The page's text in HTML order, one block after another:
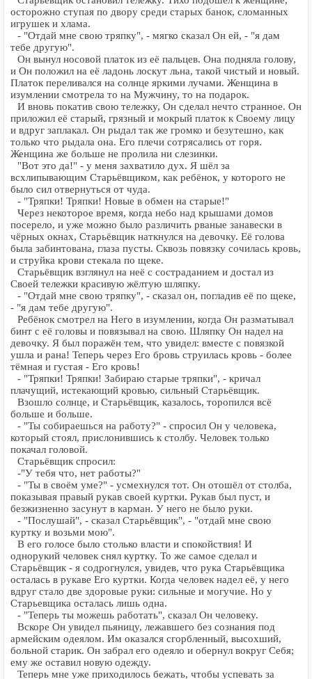
осторожно ступая по двору среди старых банок, сломанных
игрушек и хлама.
- "Отдай мне свою тряпку", - мягко сказал Он ей, - "я дам
тебе другую".
Он вынул носовой платок из её пальцев. Она подняла голову,
и Он положил на её ладонь лоскут льна, такой чистый и новый.
Платок переливался на солнце яркими лучами. Женщина в
изумлении смотрела то на Мужчину, то на подарок.
И вновь покатив свою тележку, Он сделал нечто странное. Он
приложил её старый, грязный и мокрый платок к Своему лицу
и вдруг заплакал. Он рыдал так же громко и безутешно, как
только что рыдала она. Его плечи сотрясались от горя.
Женщина же больше не пролила ни слезинки.
"Вот это да!" - у меня захватило дух. Я шёл за
всхлипывающим Старьёвщиком, как ребёнок, у которого не
было сил отвернуться от чуда.
- "Тряпки! Тряпки! Новые в обмен на старые!"
Через некоторое время, когда небо над крышами домов
посерело, и уже можно было различить рваные занавески в
чёрных окнах, Старьёвщик наткнулся на девочку. Её голова
была забинтована, глаза пусты. Сквозь повязку сочилась кровь,
и струйка крови стекала по щеке.
Старьёвщик взглянул на неё с состраданием и достал из
Своей тележки красивую жёлтую шляпку.
- "Отдай мне свою тряпку", - сказал он, погладив её по щеке,
- "я дам тебе другую".
Ребёнок смотрел на Него в изумлении, когда Он разматывал
бинт с её головы и повязывал на свою. Шляпку Он надел на
девочку. Я был поражён тем, что увидел: вместе с повязкой
ушла и рана! Теперь через Его бровь струилась кровь - более
тёмная и густая - Его кровь!
- "Тряпки! Тряпки! Забираю старые тряпки", - кричал
плачущий, истекающий кровью, сильный Старьёвщик.
Взошло солнце, и Старьёвщик, казалось, торопился всё
больше и больше.
- "Ты собираешься на работу?" - спросил Он у человека,
который стоял, прислонившись к столбу. Человек только
покачал головой.
Старьёвщик спросил:
-"У тебя что, нет работы?"
- "Ты в своём уме?" - усмехнулся тот. Он отошёл от столба,
показывая правый рукав своей куртки. Рукав был пуст, и
безжизненно засунут в карман. У него не было руки.
- "Послушай", - сказал Старьёвщик", - "отдай мне свою
куртку и возьми мою".
В его голосе было столько власти и спокойствия! И
однорукий человек снял куртку. То же самое сделал и
Старьёвщик - я содрогнулся, увидев, что рука Старьёвщика
осталась в рукаве Его куртки. Когда человек надел её, у него
вдруг стало две здоровые руки: сильные и могучие. Но у
Старьевщика осталась лишь одна.
- "Теперь ты можешь работать", сказал Он человеку.
Вскоре Он увидел пьяницу, лежавшего без сознания под
армейским одеялом. Им оказался сгорбленный, высохший,
больной старик. Он забрал его одеяло и обернул вокруг Себя;
ему же оставил новую одежду.
Теперь мне уже приходилось бежать, чтобы успевать за